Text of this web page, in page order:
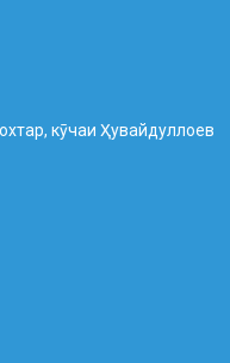
кӯчаи Ҳувайдуллоев